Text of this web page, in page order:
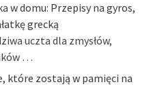
w domu: Przepisy na gyros,
grecką
uczta dla zmysłów,
…
które zostają w pamięci na